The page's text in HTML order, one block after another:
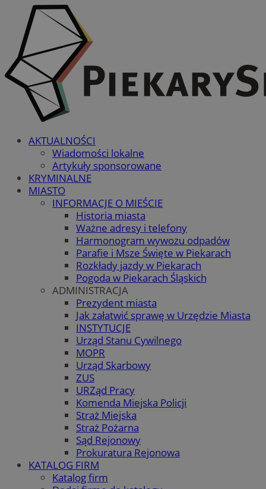
AKTUALNOŚCI
Wiadomości lokalne
Artykuły sponsorowane
KRYMINALNE
MIASTO
INFORMACJE O MIEŚCIE
Historia miasta
Ważne adresy i telefony
Harmonogram wywozu odpadów
Parafie i Msze Święte w Piekarach
Rozkłady jazdy w Piekarach
Pogoda w Piekarach Śląskich
ADMINISTRACJA
Prezydent miasta
Jak załatwić sprawę w Urzędzie Miasta
INSTYTUCJE
Urząd Stanu Cywilnego
MOPR
Urząd Skarbowy
ZUS
URZąd Pracy
Komenda Miejska Policji
Straż Miejska
Straż Pożarna
Sąd Rejonowy
Prokuratura Rejonowa
KATALOG FIRM
Katalog firm